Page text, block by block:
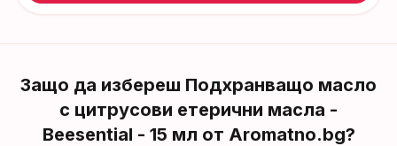
Защо да избереш Подхранващо масло
с цитрусови етерични масла -
Beesential - 15 мл от Aromatno.bg?